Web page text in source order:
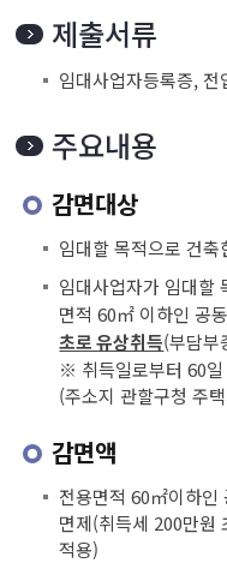
제출서류
임대사업자등록증,
주요내용
감면대상
임대할 목적으로 건
임대사업자가 임대할
면적 60㎡ 이하인 공
초로 유상취득(부담부
※ 취득일로부터 60일
(주소지 관할구청 주
감면액
전용면적 60㎡이하인
면제(취득세 200만원
적용)